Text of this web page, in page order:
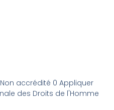
accrédité 0 Appliquer
des Droits de l'Homme